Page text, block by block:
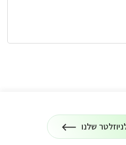
הרשמה
לניוזלטר
שלנו